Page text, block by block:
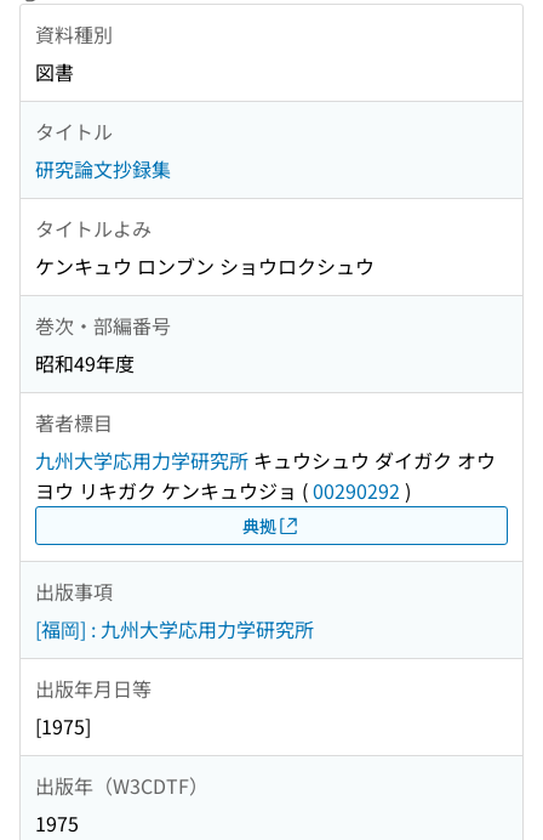
資料種別
図書
タイトル
研究論文抄録集
タイトルよみ
ケンキュウ ロンブン ショウロクシュウ
巻次・部編番号
昭和49年度
著者標目
九州大学応用力学研究所 キュウシュウ ダイガク オウ
ヨウ リキガク ケンキュウジョ (00290292 )
典拠
出版事項
[福岡] : 九州大学応用力学研究所
出版年月日等
[1975]
出版年（W3CDTF）
1975